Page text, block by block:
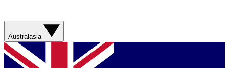
Australasia